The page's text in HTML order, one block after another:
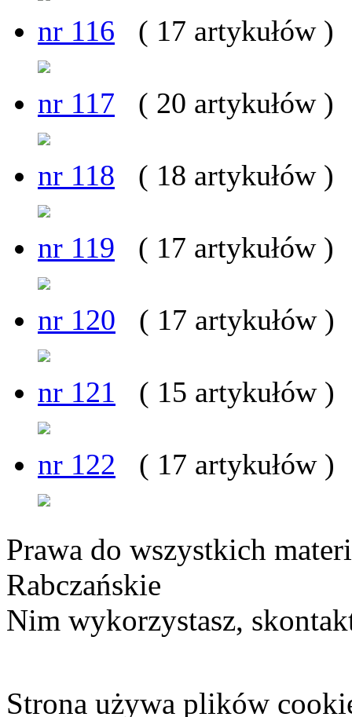
nr 116 ( 17 artykułów )
nr 117 ( 20 artykułów )
nr 118 ( 18 artykułów )
nr 119 ( 17 artykułów )
nr 120 ( 17 artykułów )
nr 121 ( 15 artykułów )
nr 122 ( 17 artykułów )
Prawa do wszystkich
Rabczańskie
Nim wykorzystasz,
Strona używa plików